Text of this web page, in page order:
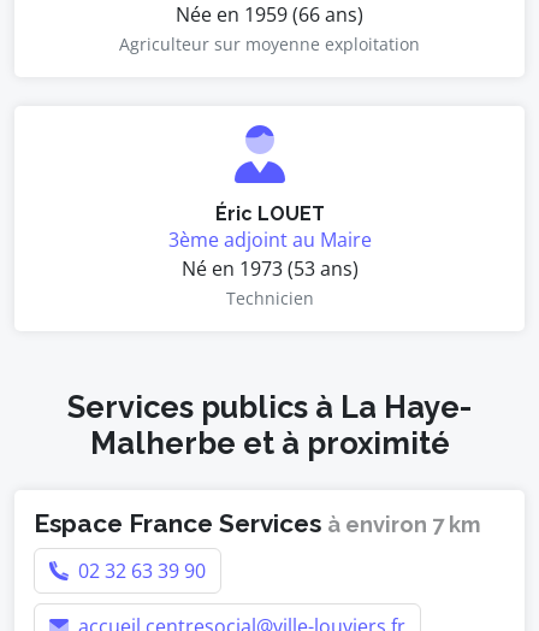
Née en 1959 (66 ans)
Agriculteur sur moyenne exploitation
Éric LOUET
3ème adjoint au Maire
Né en 1973 (53 ans)
Technicien
Services publics à La Haye-
Malherbe et à proximité
Espace France Services à environ 7 km
02 32 63 39 90